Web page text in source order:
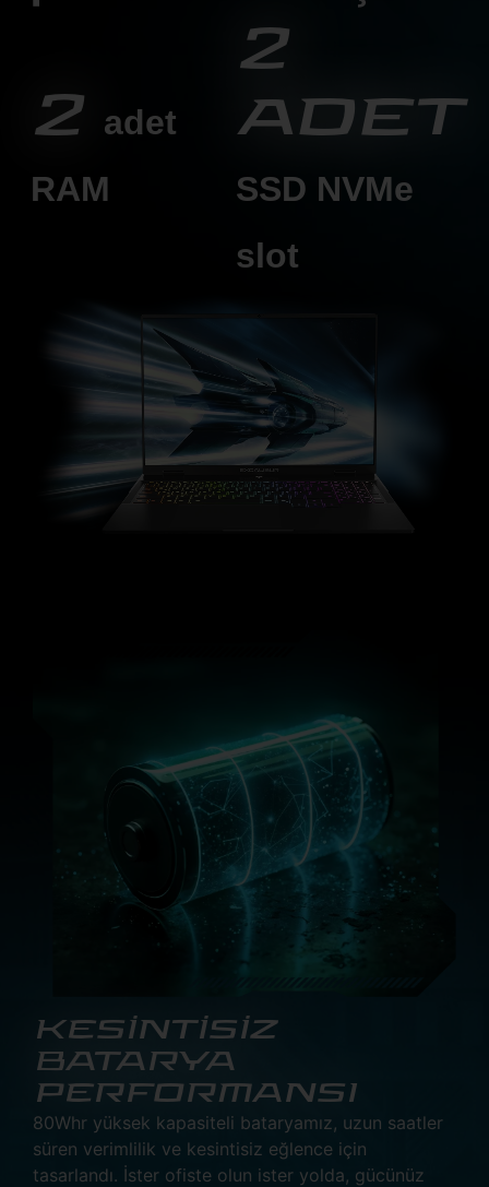
2 adet
RAM
2
adet
SSD NVMe
slot
KESİNTİSİZ
BATARYA
PERFORMANSI
80Whr yüksek kapasiteli bataryamız, uzun saatler
süren verimlilik ve kesintisiz eğlence için
tasarlandı. İster ofiste olun ister yolda, gücünüz